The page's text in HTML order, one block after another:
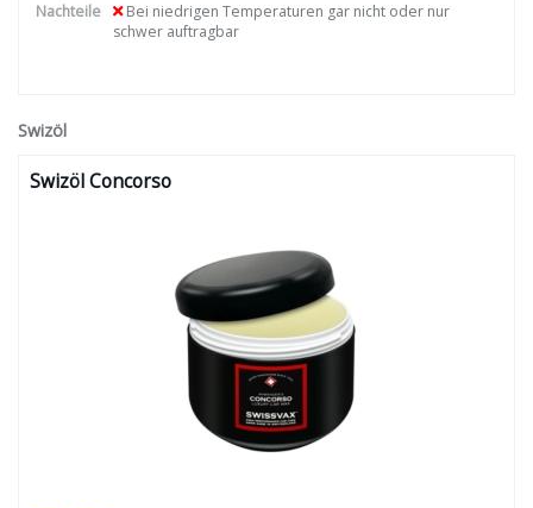
Nachteile
Bei niedrigen Temperaturen gar nicht oder nur
schwer auftragbar
Swizöl
Swizöl Concorso